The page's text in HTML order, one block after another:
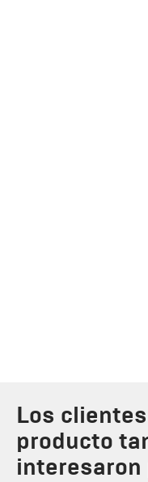
Los
producto
interesaron